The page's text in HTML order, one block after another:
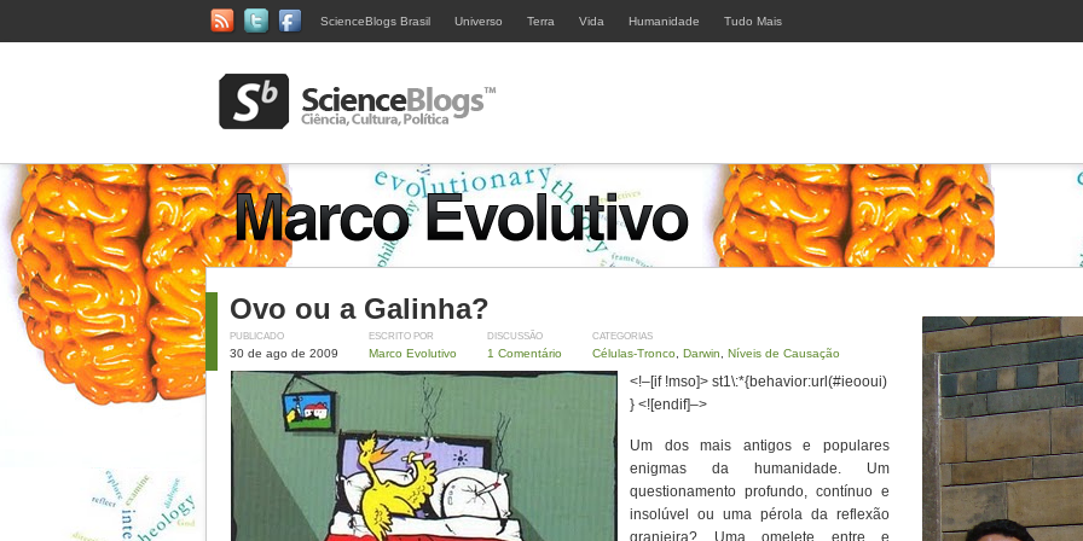
ScienceBlogs Brasil Universo Terra Vida Humanidade Tudo Mais
Ovo ou a Galinha?
PUBLICADO
30 de ago de 2009
ESCRITO POR
Marco Evolutivo
DISCUSSÃO
1 Comentário
CATEGORIAS
Células-Tronco Darwin Níveis de Causação
<!–[if !mso]> st1\:*{behavior:url(#ieooui)
} <![endif]–>
Um dos mais antigos e populares
enigmas da humanidade. Um
questionamento profundo, contínuo e
insolúvel ou uma pérola da reflexão
granjeira? Uma omelete entre e